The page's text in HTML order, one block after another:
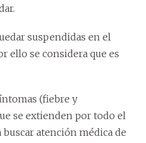
suspendidas en el
ello se considera que es
(fiebre y
se extienden por todo el
atención médica de